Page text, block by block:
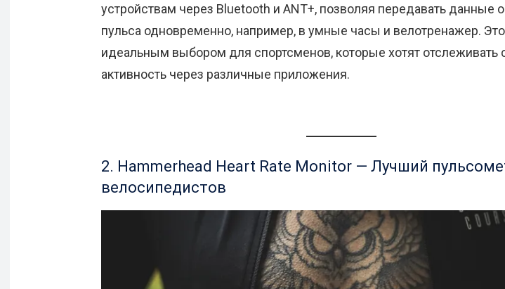
устройствам через Bluetooth и ANT+, позволяя передавать данные о
пульса одновременно, например, в умные часы и велотренажер.
идеальным выбором для спортсменов, которые хотят отслеживать
активность через различные приложения.
2. Hammerhead Heart Rate Monitor — Лучший
велосипедистов